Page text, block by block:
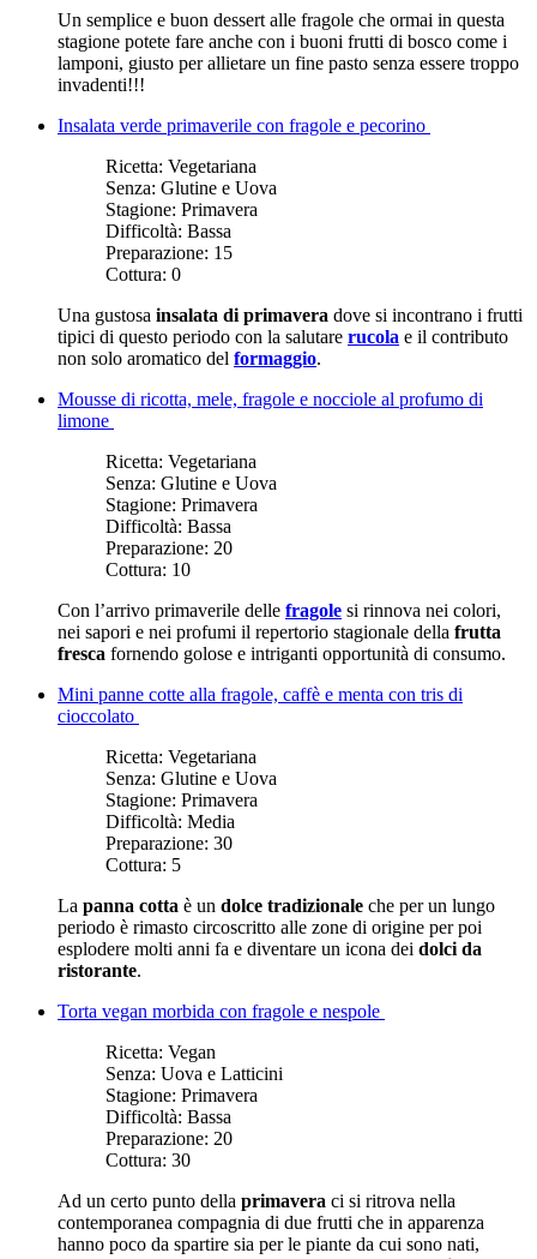
Un semplice e buon dessert alle fragole che ormai in questa
stagione potete fare anche con i buoni frutti di bosco come i
lamponi, giusto per allietare un fine pasto senza essere troppo
invadenti!!!
Insalata verde primaverile con fragole e pecorino
Ricetta: Vegetariana
Senza: Glutine e Uova
Stagione: Primavera
Difficoltà: Bassa
Preparazione: 15
Cottura: 0
Una gustosa insalata di primavera dove si incontrano i frutti
tipici di questo periodo con la salutare rucola e il contributo
non solo aromatico del formaggio.
Mousse di ricotta, mele, fragole e nocciole al profumo di
limone
Ricetta: Vegetariana
Senza: Glutine e Uova
Stagione: Primavera
Difficoltà: Bassa
Preparazione: 20
Cottura: 10
Con l’arrivo primaverile delle fragole si rinnova nei colori,
nei sapori e nei profumi il repertorio stagionale della frutta
fresca fornendo golose e intriganti opportunità di consumo.
Mini panne cotte alla fragole, caffè e menta con tris di
cioccolato
Ricetta: Vegetariana
Senza: Glutine e Uova
Stagione: Primavera
Difficoltà: Media
Preparazione: 30
Cottura: 5
La panna cotta è un dolce tradizionale che per un lungo
periodo è rimasto circoscritto alle zone di origine per poi
esplodere molti anni fa e diventare un icona dei dolci da
ristorante.
Torta vegan morbida con fragole e nespole
Ricetta: Vegan
Senza: Uova e Latticini
Stagione: Primavera
Difficoltà: Bassa
Preparazione: 20
Cottura: 30
Ad un certo punto della primavera ci si ritrova nella
contemporanea compagnia di due frutti che in apparenza
hanno poco da spartire sia per le piante da cui sono nati,